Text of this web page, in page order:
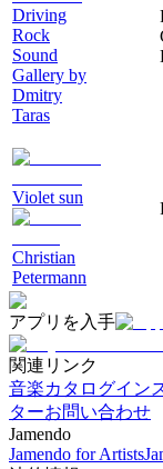
Driving
Rock
Sound
Gallery by
Dmitry
Taras
Violet sun
Christian
Petermann
アプリを入手
関連リンク
音楽カタログイン
ターお問い合わせ
Jamendo
Jamendo for Artists